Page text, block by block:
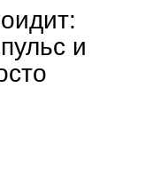
и